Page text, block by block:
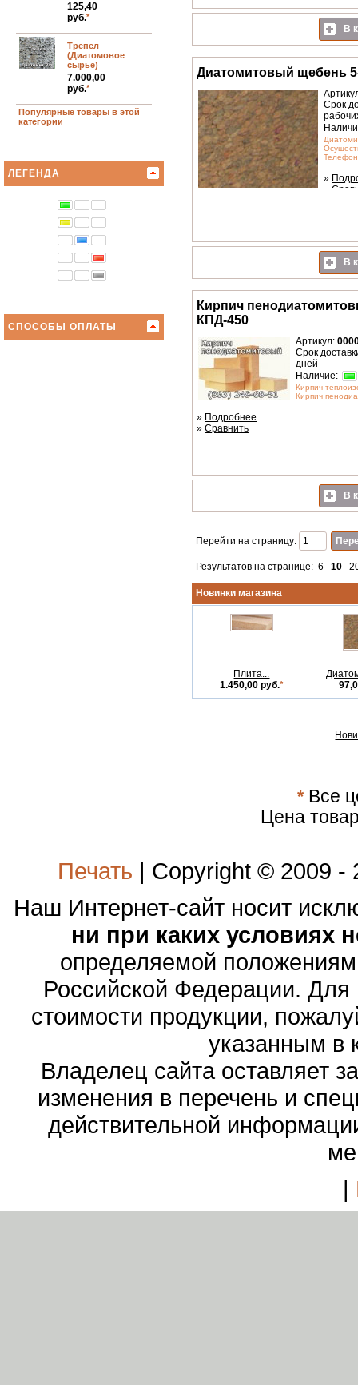
125,40
руб.*
Трепел
(Диатомовое
сырье)
7.000,00
руб.*
Популярные товары в этой
категории
ЛЕГЕНДА
СПОСОБЫ ОПЛАТЫ
В
Диатомитовый щебень
Срок
»
В
Кирпич
КПД-450
Артикул:
Срок
дней
Наличие:
Кирпич
Кирпич
» Подробнее
» Сравнить
В
Перейти на страницу:
Результатов на странице: 6 10
Новинки магазина
Плита...
1.450,00 руб.*
* Все
Цена
Печать | Copyright © 2009 -
Наш Интернет-сайт носит
ни при каких условиях
определяемой
Российской Федерации.
стоимости продукции,
указанным в
Владелец сайта оставляет
изменения в перечень и
действительной
|